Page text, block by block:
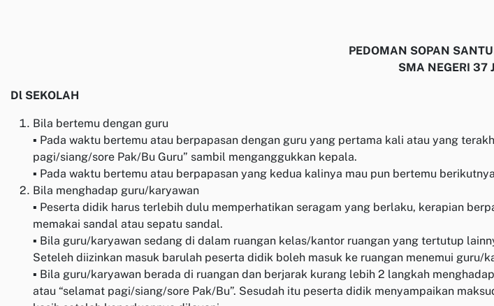
PEDOMAN SOPAN
SMA NEGERI 37
Dl SEKOLAH
Bila bertemu dengan guru
▪ Pada waktu bertemu atau berpapasan dengan guru yang pertama kali atau yang
pagi/siang/sore Pak/Bu Guru” sambil menganggukkan kepala.
▪ Pada waktu bertemu atau berpapasan yang kedua kalinya mau pun bertemu
Bila menghadap guru/karyawan
▪ Peserta didik harus terlebih dulu memperhatikan seragam yang berlaku, kerapian
memakai sandal atau sepatu sandal.
▪ Bila guru/karyawan sedang di dalam ruangan kelas/kantor ruangan yang tertutup
Seteleh diizinkan masuk barulah peserta didik boleh masuk ke ruangan menemui guru/
▪ Bila guru/karyawan berada di ruangan dan berjarak kurang lebih 2 langkah
atau “selamat pagi/siang/sore Pak/Bu”. Sesudah itu peserta didik menyampaikan